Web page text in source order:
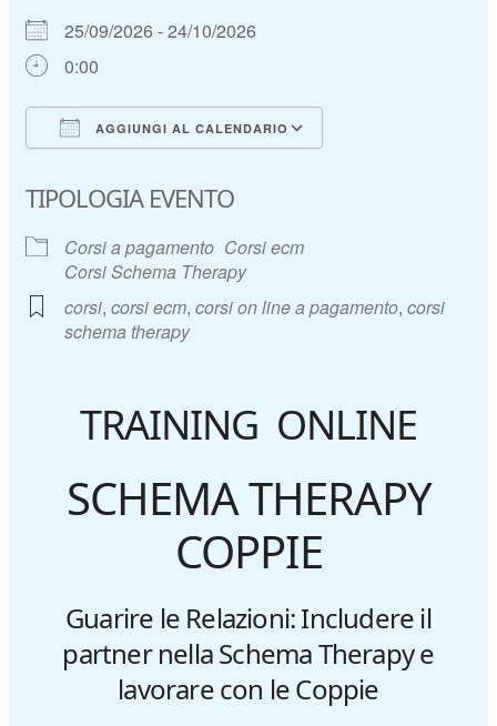
25/09/2026 - 24/10/2026
0:00
AGGIUNGI AL CALENDARIO
TIPOLOGIA EVENTO
Corsi a pagamento Corsi ecm
Corsi Schema Therapy
corsi,corsi ecm,corsi on line a pagamento,corsi
schema therapy
TRAINING ONLINE
SCHEMA THERAPY
COPPIE
Guarire le Relazioni: Includere il
partner nella Schema Therapye
lavorare con le Coppie